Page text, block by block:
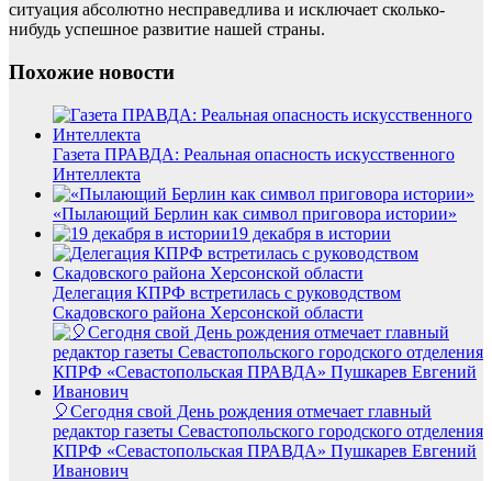
ситуация абсолютно несправедлива и исключает сколько-
нибудь успешное развитие нашей страны.
Похожие новости
Газета ПРАВДА: Реальная опасность искусственного
Интеллекта
«Пылающий Берлин как символ приговора истории»
19 декабря в истории
Делегация КПРФ встретилась с руководством
Скадовского района Херсонской области
🎈Сегодня свой День рождения отмечает главный
редактор газеты Севастопольского городского отделения
КПРФ «Севастопольская ПРАВДА» Пушкарев Евгений
Иванович